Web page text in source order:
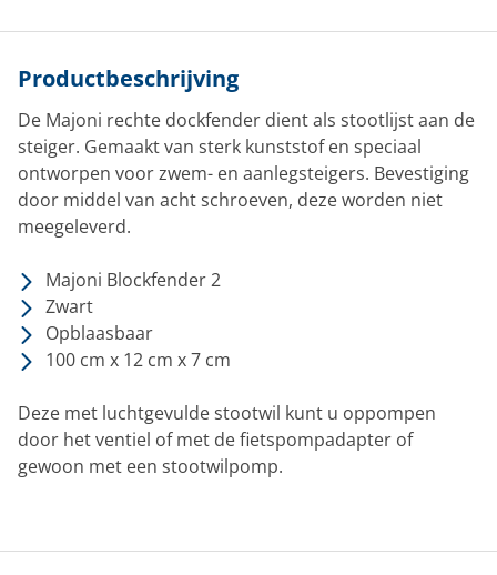
Productbeschrijving
De Majoni rechte dockfender dient als stootlijst aan de
steiger. Gemaakt van sterk kunststof en speciaal
ontworpen voor zwem- en aanlegsteigers. Bevestiging
door middel van acht schroeven, deze worden niet
meegeleverd.
Majoni Blockfender 2
Zwart
Opblaasbaar
100 cm x 12 cm x 7 cm
Deze met luchtgevulde stootwil kunt u oppompen
door het ventiel of met de fietspompadapter of
gewoon met een stootwilpomp.